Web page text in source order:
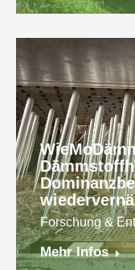
Forschung &
Mehr Infos